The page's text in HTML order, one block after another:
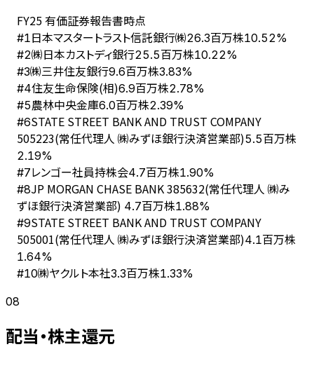
FY25 有価証券報告書時点
#1日本マスタートラスト信託銀行㈱26.3百万株10.52%
#2㈱日本カストディ銀行25.5百万株10.22%
#3㈱三井住友銀行9.6百万株3.83%
#4住友生命保険(相)6.9百万株2.78%
#5農林中央金庫6.0百万株2.39%
#6STATE STREET BANK AND TRUST COMPANY
505223(常任代理人 ㈱みずほ銀行決済営業部)5.5百万株
2.19%
#7レンゴー社員持株会4.7百万株1.90%
#8JP MORGAN CHASE BANK 385632(常任代理人 ㈱み
ずほ銀行決済営業部) 4.7百万株1.88%
#9STATE STREET BANK AND TRUST COMPANY
505001(常任代理人 ㈱みずほ銀行決済営業部)4.1百万株
1.64%
#10㈱ヤクルト本社3.3百万株1.33%
08
配当・株主還元